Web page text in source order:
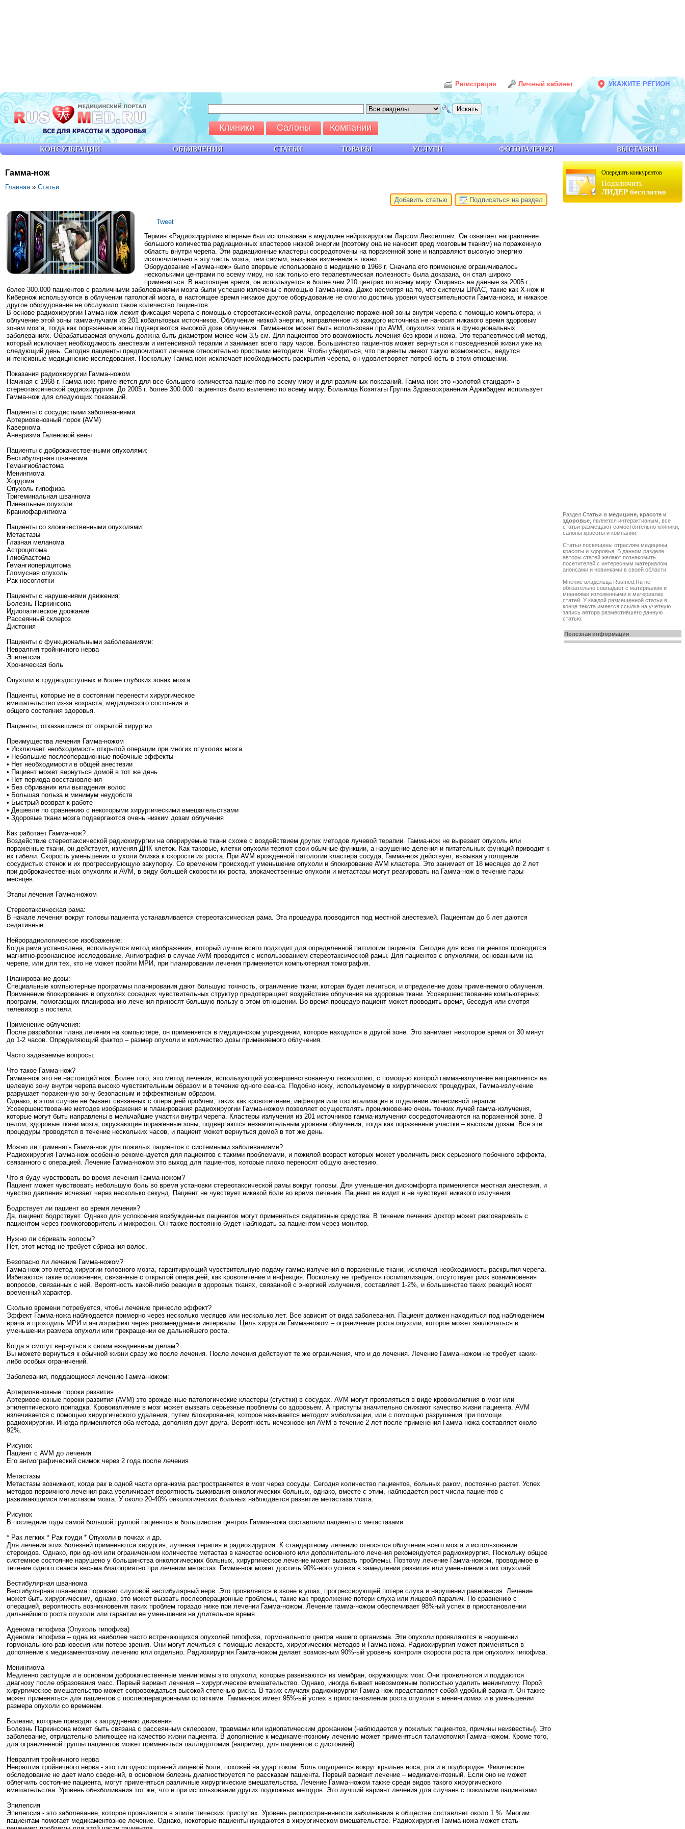
Опередить конкурентов
Подключить
ЛИДЕР бесплатно
Раздел Статьи о медицине, красоте и
здоровье , является интерактивным, все
статьи размещают самостоятельно клиники,
салоны красоты и компании.
Cтатьи посвящены отраслям медицины,
красоты и здоровья. В данном разделе
авторы статей желают познакомить
посетителей с интересным материалом,
анонсами и новинками в своей области.
Мнение владельца Rusmed.Ru не
обязательно совпадает с материалом и
мнениями изложенными в материалах
статей. У каждой размещенной статьи в
конце текста имеется ссылка на учетную
запись автора разместившего данную
статью.
Полезная информация
Гамма-нож
Главная » Статьи
Добавить статью
Подписаться на раздел
Tweet
Термин «Радиохирургия» впервые был использован в медицине нейрохирургом Ларсом Лекселлем. Он означает направление
большого количества радиационных кластеров низкой энергии (поэтому она не наносит вред мозговым тканям) на пораженную
область внутри черепа. Эти радиационные кластеры сосредоточены на пораженной зоне и направляют высокую энергию
исключительно в эту часть мозга, тем самым, вызывая изменения в ткани.
Оборудование «Гамма-нож» было впервые использовано в медицине в 1968 г. Сначала его применение ограничивалось
несколькими центрами по всему миру, но как только его терапевтическая полезность была доказана, он стал широко
применяться. В настоящее время, он используется в более чем 210 центрах по всему миру. Опираясь на данные за 2005 г.,
более 300.000 пациентов с различными заболеваниями мозга были успешно излечены с помощью Гамма-ножа. Даже несмотря на то, что системы LINAC, такие как X-нож и
Кибернож используются в облучении патологий мозга, в настоящее время никакое другое оборудование не смогло достичь уровня чувствительности Гамма-ножа, и никакое
другое оборудование не обслужило такое количество пациентов.
В основе радиохирургии Гамма-нож лежит фиксация черепа с помощью стереотаксической рамы, определение пораженной зоны внутри черепа с помощью компьютера, и
облучение этой зоны гамма-лучами из 201 кобальтовых источников. Облучение низкой энергии, направленное из каждого источника не наносит никакого время здоровым
зонам мозга, тогда как поряженные зоны подвергаются высокой дозе облучения. Гамма-нож может быть использован при AVM, опухолях мозга и функциональных
заболеваниях. Обрабатываемая опухоль должна быть диаметром менее чем 3.5 см. Для пациентов это возможность лечения без крови и ножа. Это терапевтический метод,
который исключает необходимость анестезии и интенсивной терапии и занимает всего пару часов. Большинство пациентов может вернуться к повседневной жизни уже на
следующий день. Сегодня пациенты предпочитают лечение относительно простыми методами. Чтобы убедиться, что пациенты имеют такую возможность, ведутся
интенсивные медицинские исследования. Поскольку Гамма-нож исключает необходимость раскрытия черепа, он удовлетворяет потребность в этом отношении.
Показания радиохирургии Гамма-ножом
Начиная с 1968 г. Гамма-нож применяется для все большего количества пациентов по всему миру и для различных показаний. Гамма-нож это «золотой стандарт» в
стереотаксической радиохирургии. До 2005 г. более 300.000 пациентов было вылечено по всему миру. Больница Козятагы Группа Здравоохранения Аджибадем использует
Гамма-нож для следующих показаний.
Пациенты с сосудистыми заболеваниями:
Артериовенозный порок (AVM)
Кавернома
Аневризма Галеновой вены
Пациенты с доброкачественными опухолями:
Вестибулярная шваннома
Гемангиобластома
Менингиома
Хордома
Опухоль гипофиза
Тригеминальная шваннома
Пинеальные опухоли
Краниофарингиома
Пациенты со злокачественными опухолями:
Метастазы
Глазная меланома
Астроцитома
Глиобластома
Гемангиоперицитома
Гломусная опухоль
Рак носоглотки
Пациенты с нарушениями движения:
Болезнь Паркинсона
Идиопатическое дрожание
Рассеянный склероз
Дистония
Пациенты с функциональными заболеваниями:
Невралгия тройничного нерва
Эпилепсия
Хроническая боль
Опухоли в труднодоступных и более глубоких зонах мозга.
Пациенты, которые не в состоянии перенести хирургическое
вмешательство из-за возраста, медицинского состояния и
общего состояния здоровья.
Пациенты, отказавшиеся от открытой хирургии
Преимущества лечения Гамма-ножом
• Исключает необходимость открытой операции при многих опухолях мозга.
• Небольшие послеоперационные побочные эффекты
• Нет необходимости в общей анестезии
• Пациент может вернуться домой в тот же день
• Нет периода восстановления
• Без сбривания или выпадения волос
• Большая польза и минимум неудобств
• Быстрый возврат к работе
• Дешевле по сравнению с некоторыми хирургическими вмешательствами
• Здоровые ткани мозга подвергаются очень низким дозам облучения
Как работает Гамма-нож?
Воздействие стереотаксической радиохирургии на оперируемые ткани схоже с воздействием других методов лучевой терапии. Гамма-нож не вырезает опухоль или
пораженные ткани, он действует, изменяя ДНК клеток. Как таковые, клетки опухоли теряют свои обычные функции, а нарушение деления и питательных функций приводит к
их гибели. Скорость уменьшения опухоли близка к скорости их роста. При AVM врожденной патологии кластера сосуда, Гамма-нож действует, вызывая утолщение
сосудистых стенок и их прогрессирующую закупорку. Со временем происходит уменьшение опухоли и блокирование AVM кластера. Это занимает от 18 месяцев до 2 лет
при доброкачественных опухолях и AVM, в виду большей скорости их роста, злокачественные опухоли и метастазы могут реагировать на Гамма-нож в течение пары
месяцев.
Этапы лечения Гамма-ножом
Стереотаксическая рама:
В начале лечения вокруг головы пациента устанавливается стереотаксическая рама. Эта процедура проводится под местной анестезией. Пациентам до 6 лет даются
седативные.
Нейрорадиологическое изображение:
Когда рама установлена, используется метод изображения, который лучше всего подходит для определенной патологии пациента. Сегодня для всех пациентов проводится
магнитно-резонансное исследование. Ангиография в случае AVM проводится с использованием стереотаксической рамы. Для пациентов с опухолями, основанными на
черепе, или для тех, кто не может пройти МРИ, при планировании лечения применяется компьютерная томография.
Планирование дозы:
Специальные компьютерные программы планирования дают большую точность, ограничение ткани, которая будет лечиться, и определение дозы применяемого облучения.
Применение блокирования в опухолях соседних чувствительных структур предотвращает воздействие облучения на здоровые ткани. Усовершенствование компьютерных
программ, помогающих планированию лечения приносят большую пользу в этом отношении. Во время процедур пациент может проводить время, беседуя или смотря
телевизор в постели.
Применение облучения:
После разработки плана лечения на компьютере, он применяется в медицинском учреждении, которое находится в другой зоне. Это занимает некоторое время от 30 минут
до 1-2 часов. Определяющий фактор – размер опухоли и количество дозы применяемого облучения.
Часто задаваемые вопросы:
Что такое Гамма-нож?
Гамма-нож это не настоящий нож. Более того, это метод лечения, использующий усовершенствованную технологию, с помощью которой гамма-излучение направляется на
целевую зону внутри черепа высоко чувствительным образом и в течение одного сеанса. Подобно ножу, используемому в хирургических процедурах, Гамма-излучение
разрушает пораженную зону безопасным и эффективным образом.
Однако, в этом случае не бывает связанных с операцией проблем, таких как кровотечение, инфекция или госпитализация в отделение интенсивной терапии.
Усовершенствование методов изображения и планирования радиохирургии Гамма-ножом позволяет осуществлять проникновение очень тонких лучей гамма-излучения,
которые могут быть направлены в мельчайшие участки внутри черепа. Кластеры излучения из 201 источников гамма-излучения сосредоточиваются на пораженной зоне. В
целом, здоровые ткани мозга, окружающие пораженные зоны, подвергаются незначительным уровням облучения, тогда как пораженные участки – высоким дозам. Все эти
процедуры проводятся в течение нескольких часов, и пациент может вернуться домой в тот же день.
Можно ли применять Гамма-нож для пожилых пациентов с системными заболеваниями?
Радиохирургия Гамма-нож особенно рекомендуется для пациентов с такими проблемами, и пожилой возраст которых может увеличить риск серьезного побочного эффекта,
связанного с операцией. Лечение Гамма-ножом это выход для пациентов, которые плохо переносят общую анестезию.
Что я буду чувствовать во время лечения Гамма-ножом?
Пациент может чувствовать небольшую боль во время установки стереотаксической рамы вокруг головы. Для уменьшения дискомфорта применяется местная анестезия, и
чувство давления исчезает через несколько секунд. Пациент не чувствует никакой боли во время лечения. Пациент не видит и не чувствует никакого излучения.
Бодрствует ли пациент во время лечения?
Да, пациент бодрствует. Однако для успокоения возбужденных пациентов могут применяться седативные средства. В течение лечения доктор может разговаривать с
пациентом через громкоговоритель и микрофон. Он также постоянно будет наблюдать за пациентом через монитор.
Нужно ли сбривать волосы?
Нет, этот метод не требует сбривания волос.
Безопасно ли лечение Гамма-ножом?
Гамма-нож это метод хирургии головного мозга, гарантирующий чувствительную подачу гамма-излучения в пораженные ткани, исключая необходимость раскрытия черепа.
Избегаются такие осложнения, связанные с открытой операцией, как кровотечение и инфекция. Поскольку не требуется госпитализация, отсутствует риск возникновения
вопросов, связанных с ней. Вероятность какой-либо реакции в здоровых тканях, связанной с энергией излучения, составляет 1-2%, и большинство таких реакций носят
временный характер.
Сколько времени потребуется, чтобы лечение принесло эффект?
Эффект Гамма-ножа наблюдается примерно через несколько месяцев или несколько лет. Все зависит от вида заболевания. Пациент должен находиться под наблюдением
врача и проходить МРИ и ангиографию через рекомендуемые интервалы. Цель хирургии Гамма-ножом – ограничение роста опухоли, которое может заключаться в
уменьшении размера опухоли или прекращении ее дальнейшего роста.
Когда я смогут вернуться к своим ежедневным делам?
Вы можете вернуться к обычной жизни сразу же после лечения. После лечения действуют те же ограничения, что и до лечения. Лечение Гамма-ножом не требует каких-
либо особых ограничений.
Заболевания, поддающиеся лечению Гамма-ножом:
Артериовенозные пороки развития
Артериовенозные пороки развития (AVM) это врожденные патологические кластеры (сгустки) в сосудах. AVM могут проявляться в виде кровоизлияния в мозг или
эпилептического припадка. Кровоизлияние в мозг может вызвать серьезные проблемы со здоровьем. А приступы значительно снижают качество жизни пациента. AVM
излечивается с помощью хирургического удаления, путем блокирования, которое называется методом эмболизации, или с помощью разрушения при помощи
радиохирургии. Иногда применяются оба метода, дополняя друг друга. Вероятность исчезновения AVM в течение 2 лет после применения Гамма-ножа составляет около
92%.
Рисунок
Пациент с AVM до лечения
Его ангиографический снимок через 2 года после лечения
Метастазы
Метастазы возникают, когда рак в одной части организма распространяется в мозг через сосуды. Сегодня количество пациентов, больных раком, постоянно растет. Успех
методов первичного лечения рака увеличивает вероятность выживания онкологических больных, однако, вместе с этим, наблюдается рост числа пациентов с
развивающимся метастазом мозга. У около 20-40% онкологических больных наблюдается развитие метастаза мозга.
Рисунок
В последние годы самой большой группой пациентов в большинстве центров Гамма-ножа составляли пациенты с метастазами.
* Рак легких * Рак груди * Опухоли в почках и др.
Для лечения этих болезней применяются хирургия, лучевая терапия и радиохирургия. К стандартному лечению относятся облучение всего мозга и использование
стероидов. Однако, при одном или ограниченном количестве метастаз в качестве основного или дополнительного лечения рекомендуется радиохирургия. Поскольку общее
системное состояние нарушено у большинства онкологических больных, хирургическое лечение может вызвать проблемы. Поэтому лечение Гамма-ножом, проводимое в
течение одного сеанса весьма благоприятно при лечении метастаз. Гамма-нож может достичь 90%-ного успеха в замедлении развития или уменьшении этих опухолей.
Вестибулярная шваннома
Вестибулярная шваннома поражает слуховой вестибулярный нерв. Это проявляется в звоне в ушах, прогрессирующей потере слуха и нарушении равновесия. Лечение
может быть хирургическим, однако, это может вызвать послеоперационные проблемы, такие как продолжение потери слуха или лицевой паралич. По сравнению с
операцией, вероятность возникновения таких проблем гораздо ниже при лечении Гамма-ножом. Лечение гамма-ножом обеспечивает 98%-ый успех в приостановлении
дальнейшего роста опухоли или гарантии ее уменьшения на длительное время.
Аденома гипофиза (Опухоль гипофиза)
Аденома гипофиза – одна из наиболее часто встречающихся опухолей гипофиза, гормонального центра нашего организма. Эти опухоли проявляются в нарушении
гормонального равновесия или потере зрения. Они могут лечиться с помощью лекарств, хирургических методов и Гамма-ножа. Радиохирургия может применяться в
дополнение к медикаментозному лечению или отдельно. Радиохирургия Гамма-ножом делает возможным 90%-ый уровень контроля скорости роста при опухолях гипофиза.
Менингиома
Медленно растущие и в основном доброкачественные менингиомы это опухоли, которые развиваются из мембран, окружающих мозг. Они проявляются и поддаются
диагнозу после образования масс. Первый вариант лечения – хирургическое вмешательство. Однако, иногда бывает невозможным полностью удалить менингиому. Порой
хирургическое вмешательство может сопровождаться высокой степенью риска. В таких случаях радиохирургия Гамма-нож представляет собой удобный вариант. Он также
может применяться для пациентов с послеоперационными остатками. Гамма-нож имеет 95%-ый успех в приостановлении роста опухоли в менингиомах и в уменьшении
размера опухоли со временем.
Болезни, которые приводят к затруднению движения
Болезнь Паркинсона может быть связана с рассеянным склерозом, травмами или идиопатическим дрожанием (наблюдается у пожилых пациентов, причины неизвестны). Это
заболевание, отрицательно влияющее на качество жизни пациента. В дополнение к медикаментозному лечению может применяться таламотомия Гамма-ножом. Кроме того,
для ограниченной группы пациентов может применяться паллидотомия (например, для пациентов с дистонией).
Невралгия тройничного нерва
Невралгия тройничного нерва - это тип односторонней лицевой боли, похожей на удар током. Боль ощущается вокруг крыльев носа, рта и в подбородке. Физическое
обследование не дает мало сведений, в основном болезнь диагностируется по рассказам пациента. Первый вариант лечение – медикаментозный. Если оно не может
облегчить состояние пациента, могут применяться различные хирургические вмешательства. Лечение Гамма-ножом также среди видов такого хирургического
вмешательства. Уровень обезболивания тот же, что и при использовании других подкожных методов. Это лучший вариант лечения для случаев с пожилыми пациентами.
Эпилепсия
Эпилепсия - это заболевание, которое проявляется в эпилептических приступах. Уровень распространенности заболевания в обществе составляет около 1 %. Многим
пациентам помогает медикаментозное лечение. Однако, некоторые пациенты нуждаются в хирургическом вмешательстве. Радиохирургия Гамма-ножа может стать
КОНСУЛЬТАЦИИ ОБЪЯВЛЕНИЯ СТАТЬИ ТОВАРЫ УСЛУГИ ФОТОГАЛЕРЕЯ ВЫСТАВКИ
Клиники Салоны Компании
Личный кабинет
Регистрация УКАЖИТЕ РЕГИОН